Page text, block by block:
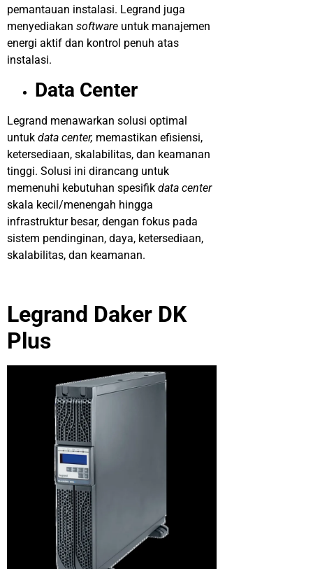
pemantauan instalasi. Legrand juga
menyediakan software untuk manajemen
energi aktif dan kontrol penuh atas
instalasi.
Data Center
Legrand menawarkan solusi optimal
untuk data center, memastikan efisiensi,
ketersediaan, skalabilitas, dan keamanan
tinggi. Solusi ini dirancang untuk
memenuhi kebutuhan spesifik data center
skala kecil/menengah hingga
infrastruktur besar, dengan fokus pada
sistem pendinginan, daya, ketersediaan,
skalabilitas, dan keamanan.
Legrand Daker DK
Plus